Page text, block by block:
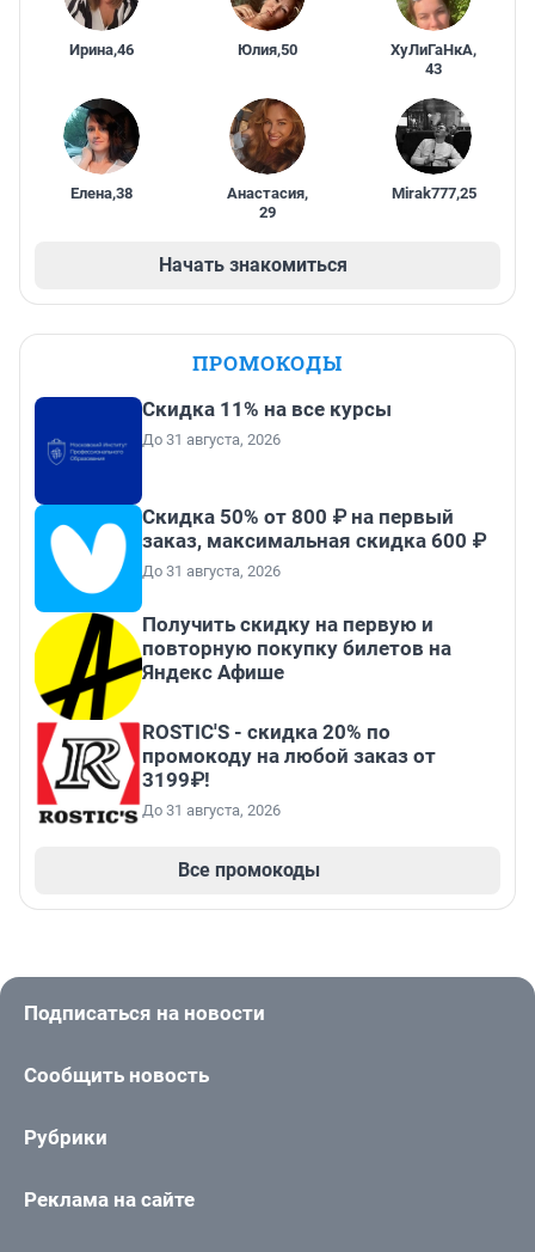
Ирина,46 Юлия,50 ХуЛиГаНкА,
43
Елена,38 Анастасия,
29
Mirak777,25
Начать знакомиться
ПРОМОКОДЫ
Скидка 11% на все курсы
До 31 августа, 2026
Скидка 50% от 800 ₽ на первый
заказ, максимальная скидка 600 ₽
До 31 августа, 2026
Получить скидку на первую и
повторную покупку билетов на
Яндекс Афише
ROSTIC'S - скидка 20% по
промокоду на любой заказ от
3199₽!
До 31 августа, 2026
Все промокоды
Подписаться на новости
Сообщить новость
Рубрики
Реклама на сайте